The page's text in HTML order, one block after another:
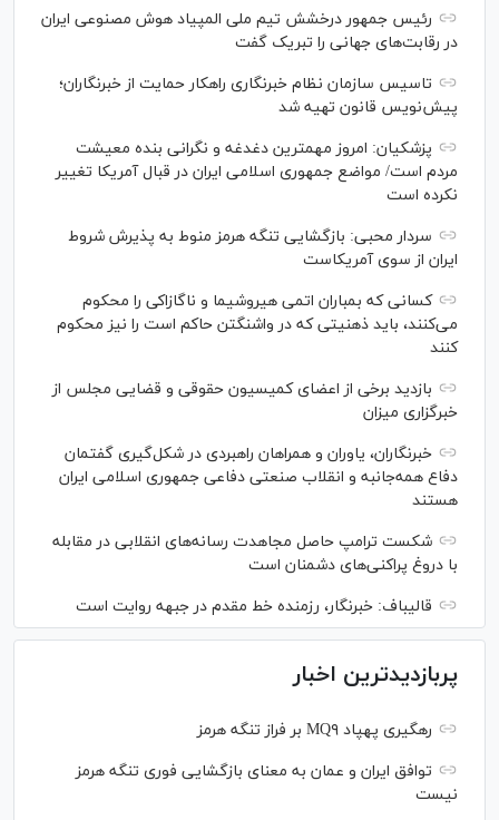
رئیس جمهور درخشش تیم ملی المپیاد هوش مصنوعی ایران
در رقابت‌های جهانی را تبریک گفت
تاسیس سازمان نظام خبرنگاری راهکار حمایت از خبرنگاران؛
پیش‌نویس قانون تهیه شد
پزشکیان: امروز مهمترین دغدغه و نگرانی بنده معیشت
مردم است/ مواضع جمهوری اسلامی ایران در قبال آمریکا تغییر
نکرده است
سردار محبی: بازگشایی تنگه هرمز منوط به پذیرش شروط
ایران از سوی آمریکاست
کسانی که بمباران اتمی هیروشیما و ناگازاکی را محکوم
می‌کنند، باید ذهنیتی که در واشنگتن حاکم است را نیز محکوم
کنند
بازدید برخی از اعضای کمیسیون حقوقی و قضایی مجلس از
خبرگزاری میزان
خبرنگاران، یاوران و همراهان راهبردی در شکل‌گیری گفتمان
دفاع همه‌جانبه و انقلاب صنعتی دفاعی جمهوری اسلامی ایران
هستند
شکست ترامپ حاصل مجاهدت رسانه‌های انقلابی در مقابله
با دروغ پراکنی‌های دشمنان است
قالیباف: خبرنگار، رزمنده خط مقدم در جبهه روایت است
پربازدیدترین اخبار
رهگیری پهپاد MQ۹ بر فراز تنگه هرمز
توافق ایران و عمان به معنای بازگشایی فوری تنگه هرمز
نیست